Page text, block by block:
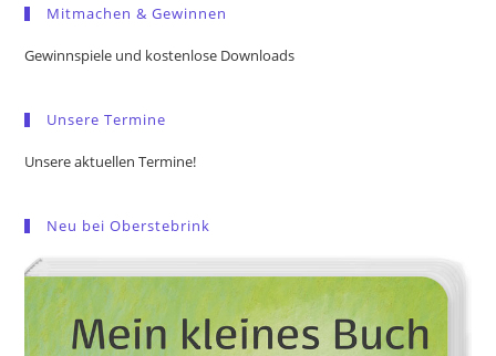
Mitmachen & Gewinnen
Gewinnspiele und kostenlose Downloads
Unsere Termine
Unsere aktuellen Termine!
Neu bei Oberstebrink